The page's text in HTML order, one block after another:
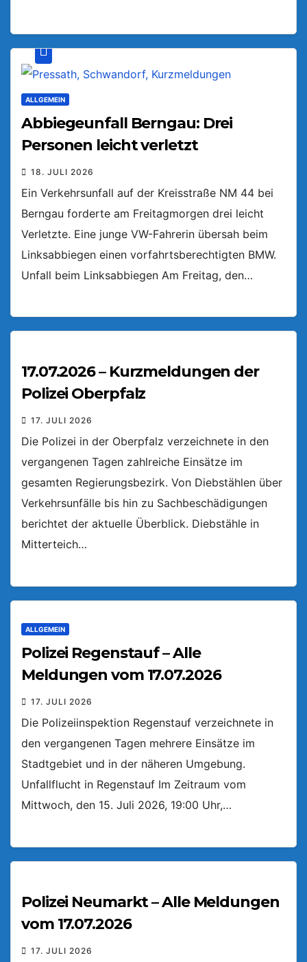
ALLGEMEIN
Abbiegeunfall Berngau: Drei
Personen leicht verletzt
18. JULI 2026
Ein Verkehrsunfall auf der Kreisstraße NM 44 bei
Berngau forderte am Freitagmorgen drei leicht
Verletzte. Eine junge VW-Fahrerin übersah beim
Linksabbiegen einen vorfahrtsberechtigten BMW.
Unfall beim Linksabbiegen Am Freitag, den…
17.07.2026 – Kurzmeldungen der
Polizei Oberpfalz
17. JULI 2026
Die Polizei in der Oberpfalz verzeichnete in den
vergangenen Tagen zahlreiche Einsätze im
gesamten Regierungsbezirk. Von Diebstählen über
Verkehrsunfälle bis hin zu Sachbeschädigungen
berichtet der aktuelle Überblick. Diebstähle in
Mitterteich…
ALLGEMEIN
Polizei Regenstauf – Alle
Meldungen vom 17.07.2026
17. JULI 2026
Die Polizeiinspektion Regenstauf verzeichnete in
den vergangenen Tagen mehrere Einsätze im
Stadtgebiet und in der näheren Umgebung.
Unfallflucht in Regenstauf Im Zeitraum vom
Mittwoch, den 15. Juli 2026, 19:00 Uhr,…
Polizei Neumarkt – Alle Meldungen
vom 17.07.2026
17. JULI 2026